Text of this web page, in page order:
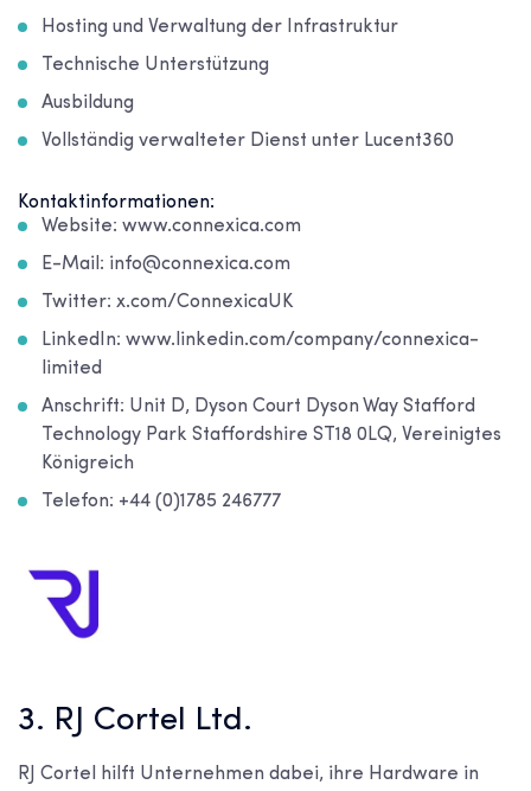
Hosting und Verwaltung der Infrastruktur
Technische Unterstützung
Ausbildung
Vollständig verwalteter Dienst unter Lucent360
Kontaktinformationen:
Website: www.connexica.com
E-Mail: info@connexica.com
Twitter: x.com/ConnexicaUK
LinkedIn: www.linkedin.com/company/connexica-
limited
Anschrift: Unit D, Dyson Court Dyson Way Stafford
Technology Park Staffordshire ST18 0LQ, Vereinigtes
Königreich
Telefon: +44 (0)1785 246777
3. RJ Cortel Ltd.
RJ Cortel hilft Unternehmen dabei, ihre Hardware in